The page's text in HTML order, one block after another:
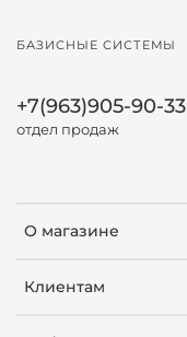
О магазине
Клиентам
БАЗИСНЫЕ СИСТЕМЫ
+7(963)905-90-33
отдел продаж